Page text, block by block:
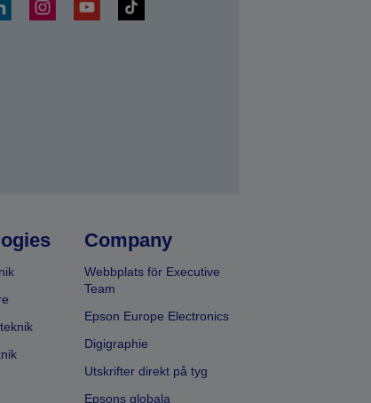
Company
Webbplats för Executive
Team
Epson Europe Electronics
Digigraphie
Utskrifter direkt på tyg
Epsons globala